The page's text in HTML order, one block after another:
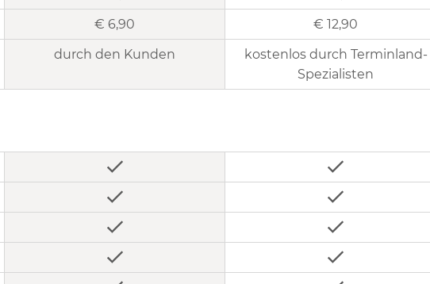
€ 6,90 € 12,90
durch den Kunden
kostenlos durch Terminland-
Spezialisten